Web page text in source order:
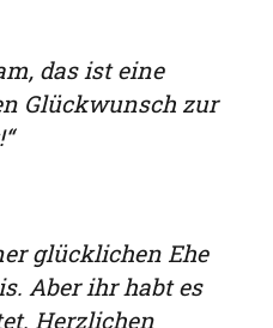
das ist eine
Glückwunsch zur
glücklichen Ehe
Aber ihr habt es
Herzlichen